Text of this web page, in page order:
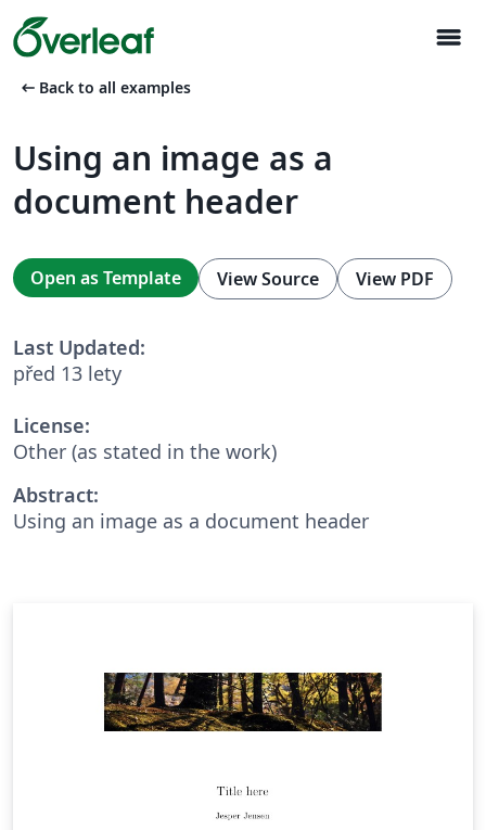
menu
arrow_left_alt Back to all examples
Using an image as a
document header
Open as Template View Source View PDF
Last Updated:
před 13 lety
License:
Other (as stated in the work)
Abstract:
Using an image as a document header